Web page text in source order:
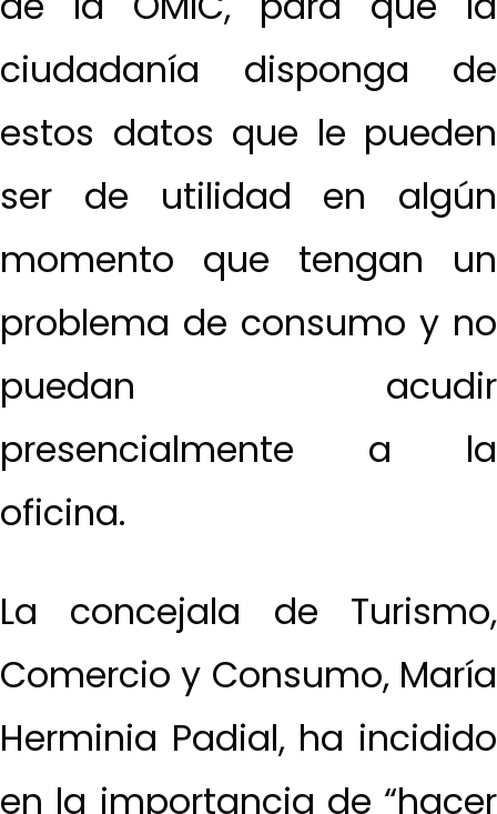
ciudadanía disponga de
estos datos que le pueden
ser de utilidad en algún
momento que tengan un
problema de consumo y no
puedan acudir
presencialmente a la
oficina.
La concejala de Turismo,
Comercio y Consumo, María
Herminia Padial, ha incidido
en la importancia de “hacer